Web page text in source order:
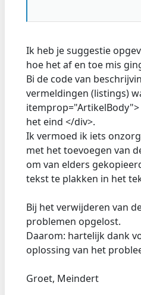
Ik heb je suggestie
hoe het af en toe mis
Bi de code van
vermeldingen (listings)
itemprop="ArtikelBody">
het eind </div>.
Ik vermoed ik iets
met het toevoegen van
om van elders
tekst te plakken in het
Bij het verwijderen van
problemen opgelost.
Daarom: hartelijk dank
oplossing van het
Groet, Meindert